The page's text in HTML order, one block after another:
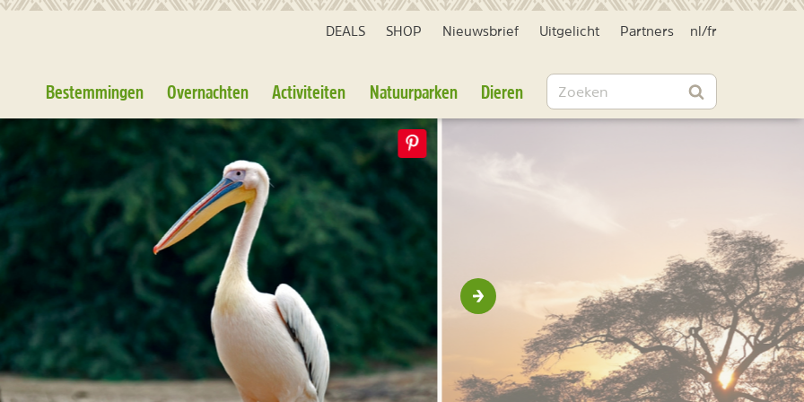
DEALS SHOP Nieuwsbrief Uitgelicht Partners nl /fr
Bestemmingen Overnachten Activiteiten Natuurparken Dieren Zoeken
Zoeken
Volgende